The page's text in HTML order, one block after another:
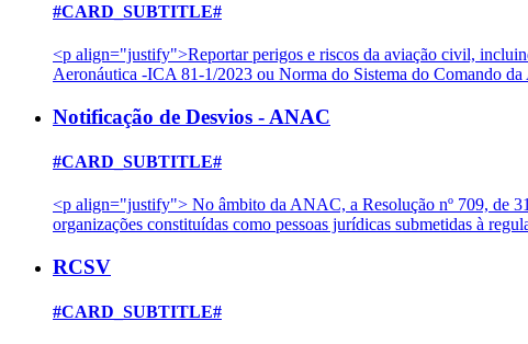
#CARD_SUBTITLE#
<p align="justify">Reportar perigos e riscos da aviação civil,
Aeronáutica -ICA 81-1/2023 ou Norma do Sistema do Comando
Notificação de Desvios - ANAC
#CARD_SUBTITLE#
<p align="justify"> No âmbito da ANAC, a Resolução nº 709, de
organizações constituídas como pessoas jurídicas submetidas à
RCSV
#CARD_SUBTITLE#